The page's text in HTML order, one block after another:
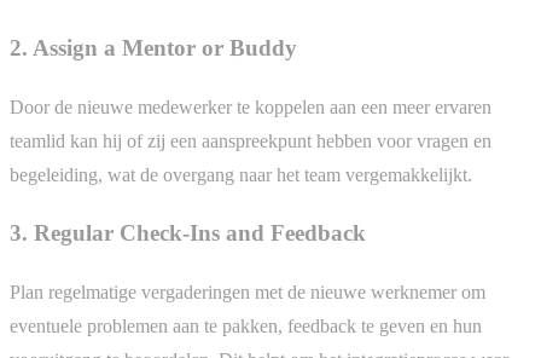
2. Assign a Mentor or Buddy
Door de nieuwe medewerker te koppelen aan een meer ervaren
teamlid kan hij of zij een aanspreekpunt hebben voor vragen en
begeleiding, wat de overgang naar het team vergemakkelijkt.
3. Regular Check-Ins and Feedback
Plan regelmatige vergaderingen met de nieuwe werknemer om
eventuele problemen aan te pakken, feedback te geven en hun